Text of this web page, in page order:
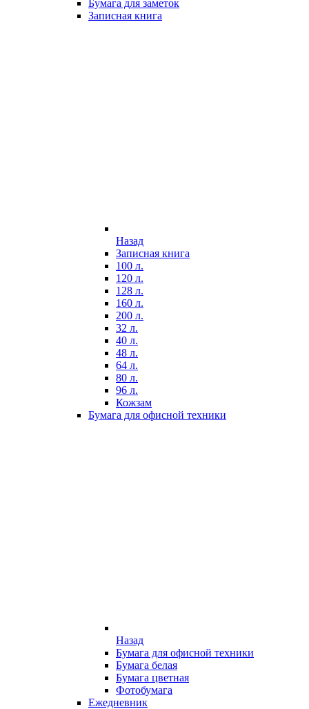
Бумага для заметок
Записная книга
Назад
Записная книга
100 л.
120 л.
128 л.
160 л.
200 л.
32 л.
40 л.
48 л.
64 л.
80 л.
96 л.
Кожзам
Бумага для офисной техники
Назад
Бумага для офисной техники
Бумага белая
Бумага цветная
Фотобумага
Ежедневник